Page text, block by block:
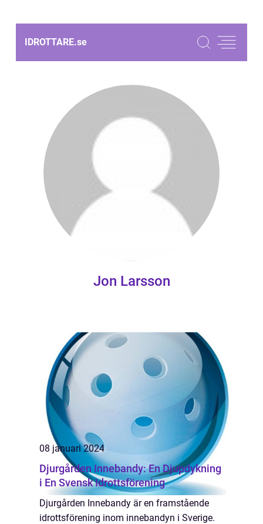
IDROTTARE.se
Jon Larsson
08 januari 2024
Djurgården Innebandy: En Djupdykning
i En Svensk Idrottsförening
Djurgården Innebandy är en framstående
idrottsförening inom innebandyn i Sverige.